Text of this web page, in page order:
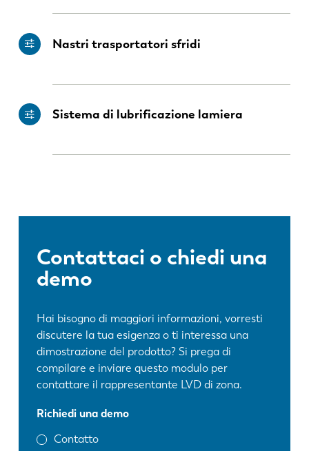
Nastri trasportatori sfridi
Sistema di lubrificazione lamiera
Contattaci o chiedi una
demo
Hai bisogno di maggiori informazioni, vorresti
discutere la tua esigenza o ti interessa una
dimostrazione del prodotto? Si prega di
compilare e inviare questo modulo per
contattare il rappresentante LVD di zona.
Richiedi una demo
Contatto